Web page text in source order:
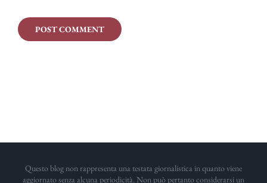
Questo blog non rappresenta una testata giornalistica in quanto viene
aggiornato senza alcuna periodicità. Non può pertanto considerarsi un